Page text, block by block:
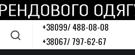
+38099/ 488-08-08
+38067/ 797-62-67